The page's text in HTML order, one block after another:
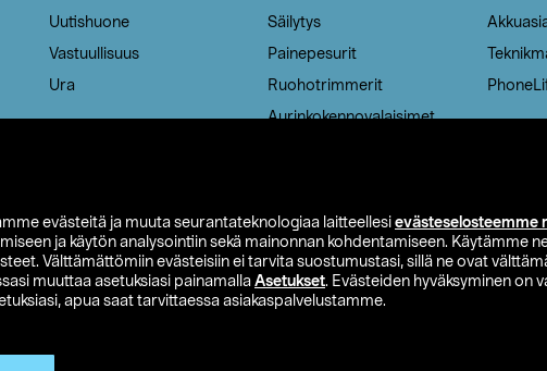
evästeitä ja muuta seurantateknologiaa laitteellesi evästeselosteemme
ja käytön analysointiin sekä mainonnan kohdentamiseen. Käytämme
Välttämättömiin evästeisiin ei tarvita suostumustasi, sillä ne ovat
muuttaa asetuksiasi painamalla Asetukset. Evästeiden hyväksyminen on
apua saat tarvittaessa asiakaspalvelustamme.
Uutishuone
Vastuullisuus
Ura
Säilytys
Painepesurit
Ruohotrimmerit
Aurinkokennovalaisimet